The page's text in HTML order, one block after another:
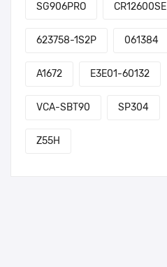
SG906PRO CR12600SE
623758-1S2P 061384
A1672 E3E01-60132
VCA-SBT90 SP304
Z55H